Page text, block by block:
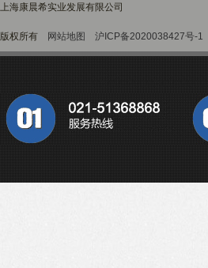
上海康晨希实业发展有限公司
版权所有 网站地图 沪ICP备2020038427号-1